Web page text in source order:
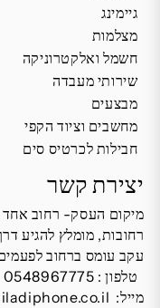
גיימינג
מצלמות
חשמל ואלקטרוניקה
שירותי מעבדה
מבצעים
מחשבים וציוד הקפי
חבילות לכרטיס סים
יצירת קשר
מיקום העסק- רחוב אחד
רחובות, מומלץ להגיע
עקב עומס ברחוב
טלפון : 0548967775
מייל: